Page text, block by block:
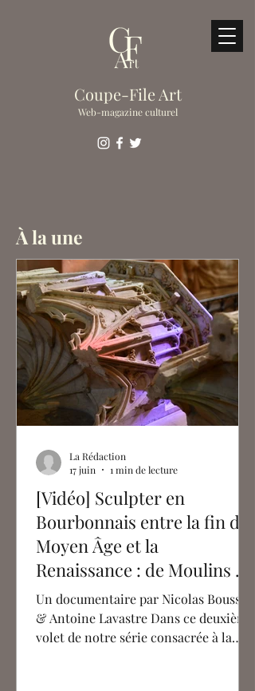
Coupe-File Art
Web-magazine culturel
À la une
[Vidéo] Sculpter en
Bourbonnais entre la fin du
Moyen Âge et la
Renaissance : de Moulins à
Montluçon
Un documentaire par Nicolas Bousser
& Antoine Lavastre Dans ce deuxième
volet de notre série consacrée à la
La Rédaction
17 juin
1 min de lecture